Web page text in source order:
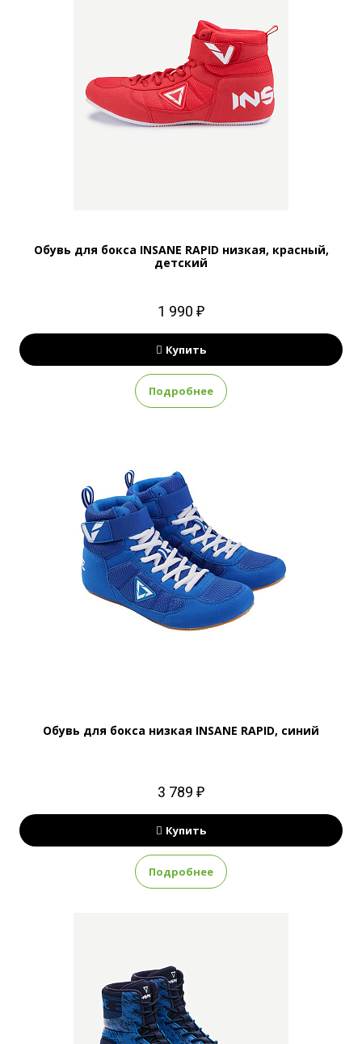
Обувь для бокса INSANE RAPID низкая, красный,
детский
1 990 ₽
Купить
Подробнее
Обувь для бокса низкая INSANE RAPID, синий
3 789 ₽
Купить
Подробнее